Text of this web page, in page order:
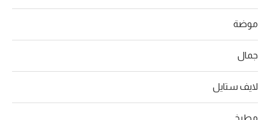
موضة
جمال
لايف ستايل